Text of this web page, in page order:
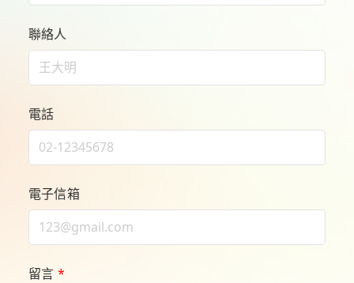
聯絡人
電話
電子信箱
留言 *